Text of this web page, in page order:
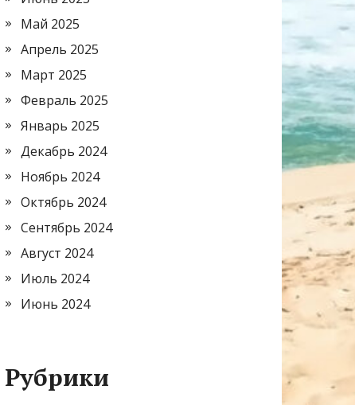
Май 2025
Апрель 2025
Март 2025
Февраль 2025
Январь 2025
Декабрь 2024
Ноябрь 2024
Октябрь 2024
Сентябрь 2024
Август 2024
Июль 2024
Июнь 2024
Рубрики